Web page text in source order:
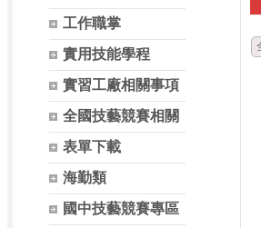
工作職掌
實用技能學程
實習工廠相關事項
全國技藝競賽相關
表單下載
海勤類
國中技藝競賽專區